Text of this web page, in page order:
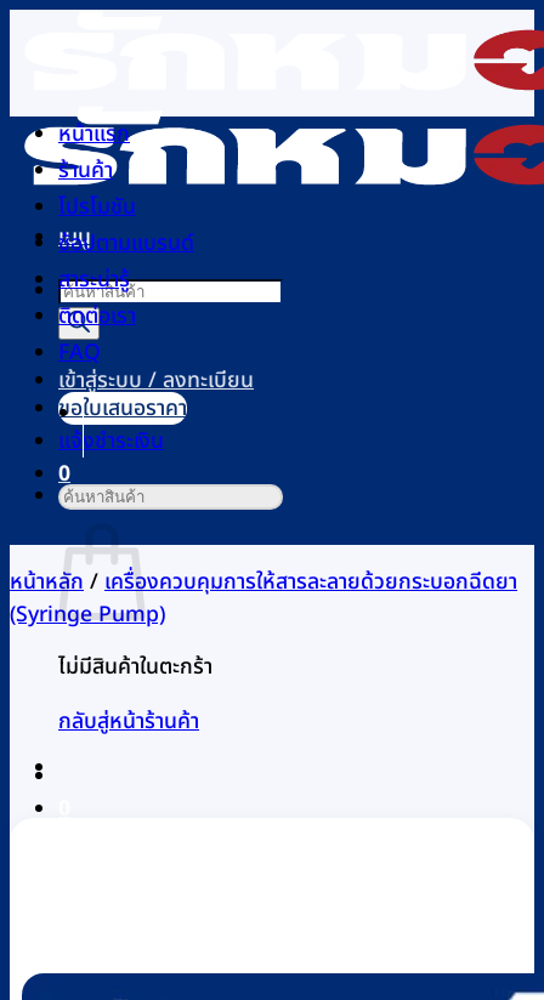
เนื้อหา
เมนู
Products
search
เข้าสู่ระบบ / ลงทะเบียน
0
ตะกร้าสินค้า
ไม่มีสินค้าในตะกร้า
กลับสู่หน้าร้านค้า
หน้าแรก
ร้านค้า
โปรโมชัน
ช้อปตามแบรนด์
สาระน่ารู้
ติดต่อเรา
FAQ
ขอใบเสนอราคา
แจ้งชำระเงิน
ค้นหา:
หน้าหลัก/เครื่องควบคุมการให้สารละลายด้วยกระบอกฉีดยา
(Syringe Pump)